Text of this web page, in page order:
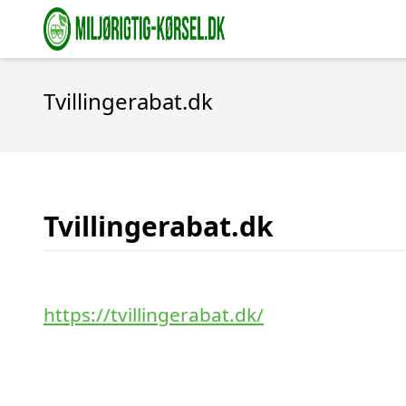
Tvillingerabat.dk
Tvillingerabat.dk
https://tvillingerabat.dk/